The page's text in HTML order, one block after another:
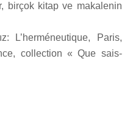
birçok kitap ve makalenin
L’herméneutique, Paris,
collection « Que sais-